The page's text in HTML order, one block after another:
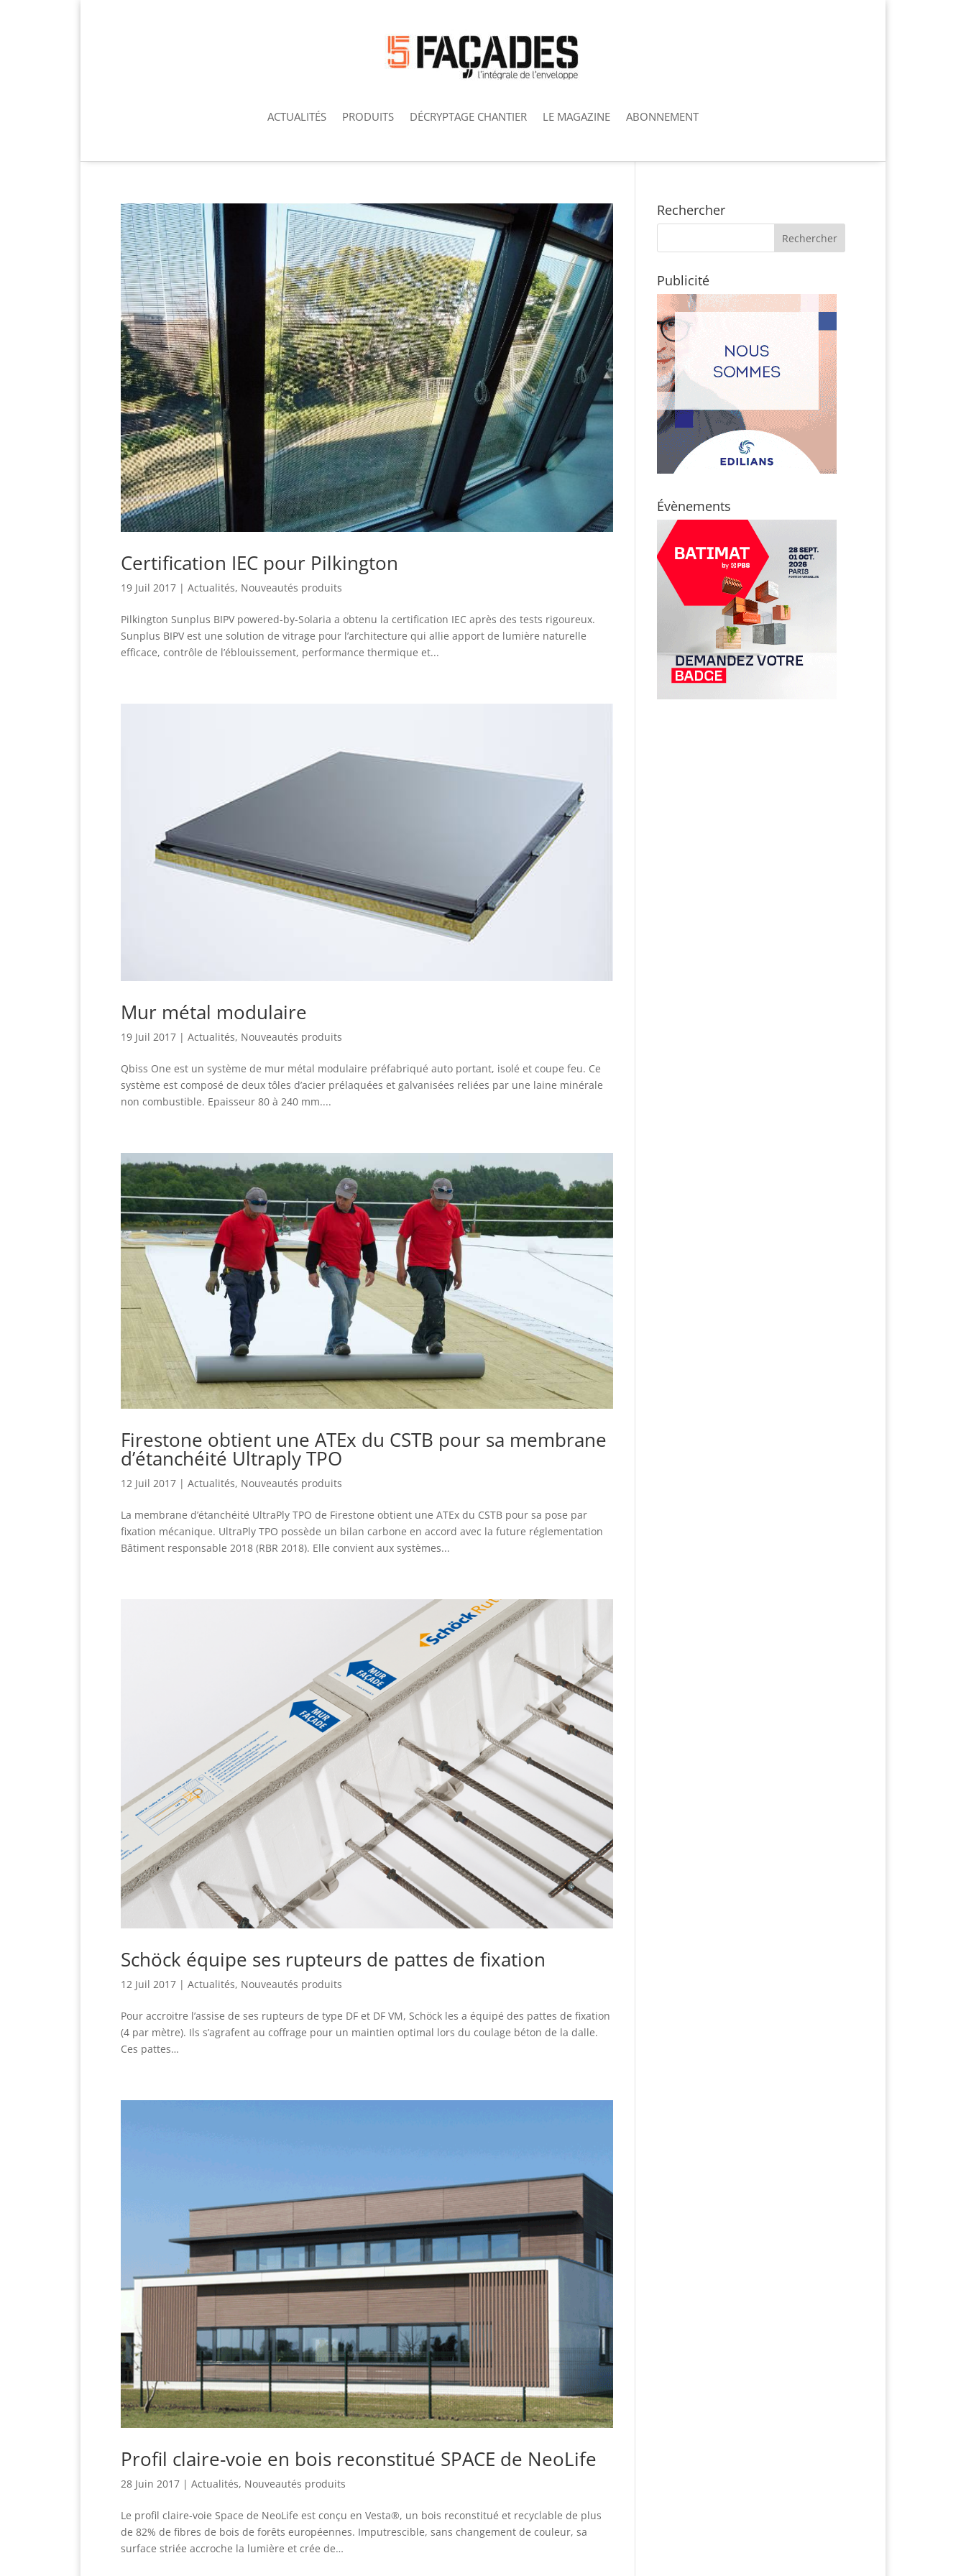
ACTUALITÉS PRODUITS DÉCRYPTAGE CHANTIER LE MAGAZINE ABONNEMENT
Certification IEC pour Pilkington
19 Juil 2017 | Actualités, Nouveautés produits
Pilkington Sunplus BIPV powered-by-Solaria a obtenu la certification IEC après des tests rigoureux.
Sunplus BIPV est une solution de vitrage pour l’architecture qui allie apport de lumière naturelle
efficace, contrôle de l’éblouissement, performance thermique et...
Mur métal modulaire
19 Juil 2017 | Actualités, Nouveautés produits
Qbiss One est un système de mur métal modulaire préfabriqué auto portant, isolé et coupe feu. Ce
système est composé de deux tôles d’acier prélaquées et galvanisées reliées par une laine minérale
non combustible. Epaisseur 80 à 240 mm....
Firestone obtient une ATEx du CSTB pour sa membrane
d’étanchéité Ultraply TPO
12 Juil 2017 | Actualités, Nouveautés produits
La membrane d’étanchéité UltraPly TPO de Firestone obtient une ATEx du CSTB pour sa pose par
fixation mécanique. UltraPly TPO possède un bilan carbone en accord avec la future réglementation
Bâtiment responsable 2018 (RBR 2018). Elle convient aux systèmes...
Schöck équipe ses rupteurs de pattes de fixation
12 Juil 2017 | Actualités, Nouveautés produits
Pour accroitre l’assise de ses rupteurs de type DF et DF VM, Schöck les a équipé des pattes de fixation
(4 par mètre). Ils s’agrafent au coffrage pour un maintien optimal lors du coulage béton de la dalle.
Ces pattes…
Profil claire-voie en bois reconstitué SPACE de NeoLife
28 Juin 2017 | Actualités, Nouveautés produits
Le profil claire-voie Space de NeoLife est conçu en Vesta®, un bois reconstitué et recyclable de plus
de 82% de fibres de bois de forêts européennes. Imputrescible, sans changement de couleur, sa
surface striée accroche la lumière et crée de…
Rechercher
Publicité
Évènements